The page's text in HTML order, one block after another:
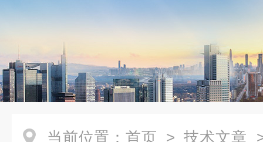
当前位置： 首页 > 技术文章